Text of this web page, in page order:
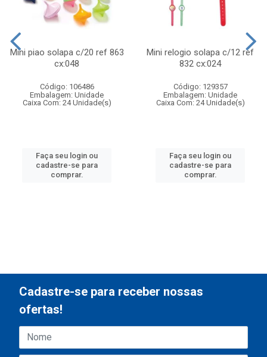
Mini piao solapa c/20 ref 863
cx:048
Código: 106486
Embalagem: Unidade
Caixa Com: 24 Unidade(s)
Faça seu login ou
cadastre-se para
comprar.
Mini relogio solapa c/12 ref
832 cx:024
Código: 129357
Embalagem: Unidade
Caixa Com: 24 Unidade(s)
Faça seu login ou
cadastre-se para
comprar.
Cadastre-se para receber nossas
ofertas!